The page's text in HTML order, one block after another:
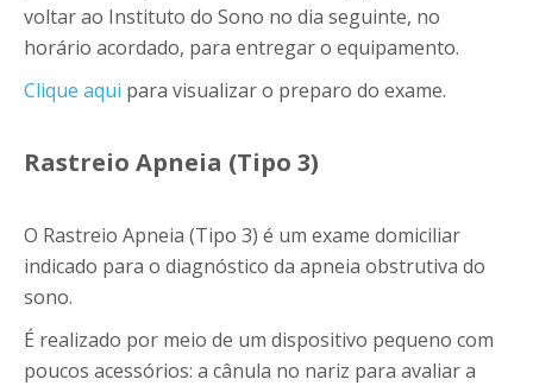
voltar ao Instituto do Sono no dia seguinte, no
horário acordado, para entregar o equipamento.
Clique aqui para visualizar o preparo do exame.
Rastreio Apneia (Tipo 3)
O Rastreio Apneia (Tipo 3) é um exame domiciliar
indicado para o diagnóstico da apneia obstrutiva do
sono.
É realizado por meio de um dispositivo pequeno com
poucos acessórios: a cânula no nariz para avaliar a